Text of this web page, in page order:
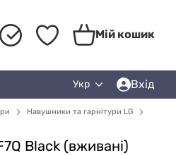
Мій кошик
Укр Вхід
Навушники та гарнітури LG
Black (вживані)